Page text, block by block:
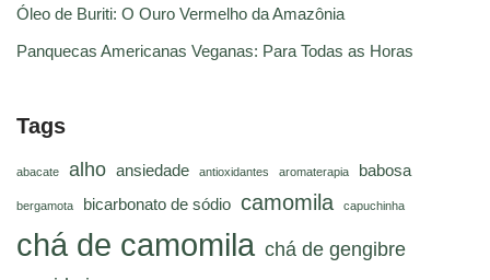
Óleo de Buriti: O Ouro Vermelho da Amazônia
Panquecas Americanas Veganas: Para Todas as Horas
Tags
abacate alho ansiedade antioxidantes aromaterapia babosa
bergamota bicarbonato de sódio camomila capuchinha
chá de camomila chá de gengibre